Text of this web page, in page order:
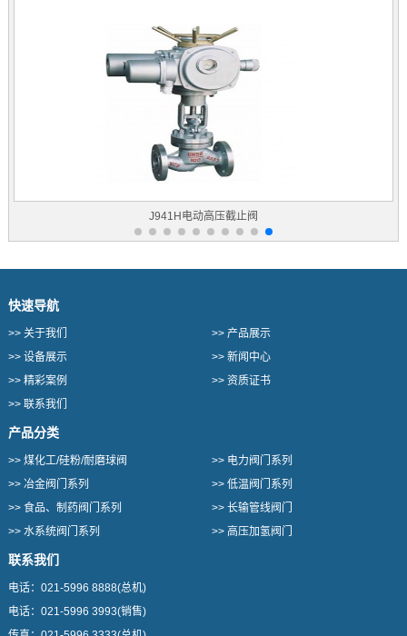
J941H电动高压截止阀
快速导航
>> 关于我们 >> 产品展示
>> 设备展示 >> 新闻中心
>> 精彩案例 >> 资质证书
>> 联系我们
产品分类
>> 煤化工/硅粉/耐磨球阀 >> 电力阀门系列
>> 冶金阀门系列 >> 低温阀门系列
>> 食品、制药阀门系列 >> 长输管线阀门
>> 水系统阀门系列 >> 高压加氢阀门
联系我们
电话： 021-5996 8888(总机)
电话： 021-5996 3993(销售)